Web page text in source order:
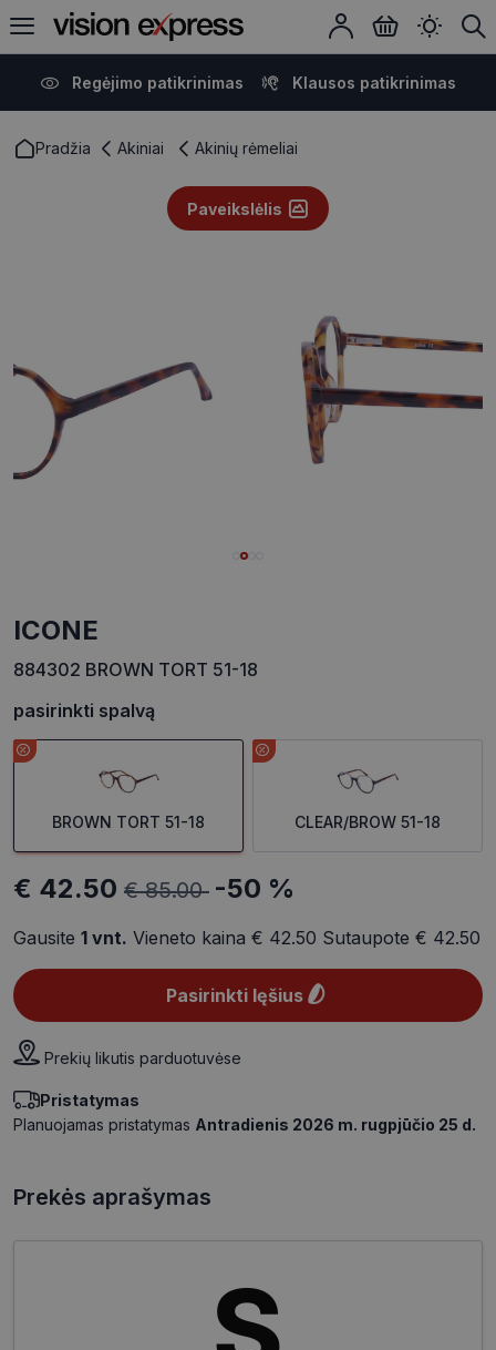
Regėjimo patikrinimas Klausos patikrinimas
Pradžia Akiniai Akinių rėmeliai
Paveikslėlis
ICONE
884302 BROWN TORT 51-18
pasirinkti spalvą
BROWN TORT 51-18 CLEAR/BROW 51-18
€ 42.50 € 85.00 -50 %
Gausite 1 vnt. Vieneto kaina € 42.50 Sutaupote € 42.50
Pasirinkti lęšius
Prekių likutis parduotuvėse
Pristatymas
Planuojamas pristatymas Antradienis 2026 m. rugpjūčio 25 d.
Prekės aprašymas